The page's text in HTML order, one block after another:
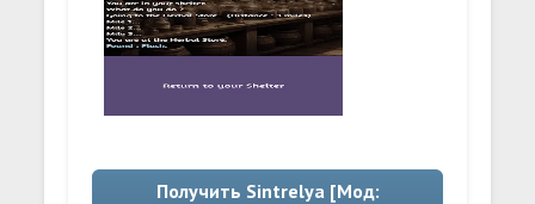
Получить Sintrelya [Мод: